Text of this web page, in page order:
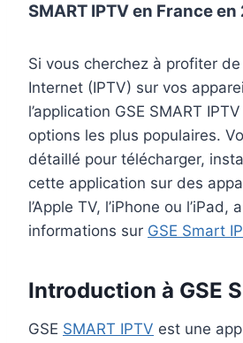
SMART IPTV en France
Si vous cherchez à profiter
Internet (IPTV) sur vos
l’application GSE SMART
options les plus populaires.
détaillé pour télécharger,
cette application sur des
l’Apple TV, l’iPhone ou l’iPad,
informations sur GSE Smart
Introduction à GSE
GSE SMART IPTV est une